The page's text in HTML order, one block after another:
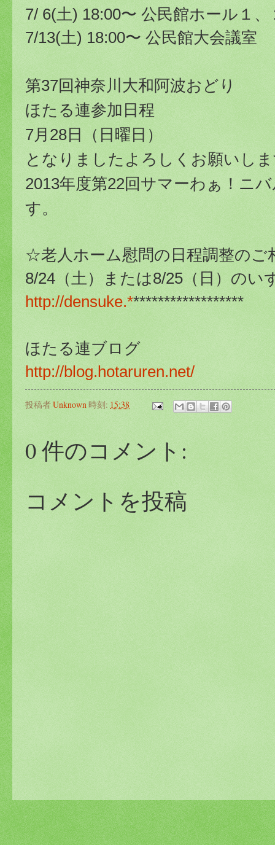
7/ 6(土) 18:00〜 公民館ホール１、
7/13(土) 18:00〜 公民館大会議室
第37回神奈川大和阿波おどり
ほたる連参加日程
7月28日（日曜日）
となりましたよろしくお願いし
2013年度第22回サマーわぁ！ニ
す。
☆老人ホーム慰問の日程調整のご
8/24（土）または8/25（日）のい
http://densuke.*******************
ほたる連ブログ
http://blog.hotaruren.net/
投稿者Unknown 時刻: 15:38
0 件のコメント:
コメントを投稿